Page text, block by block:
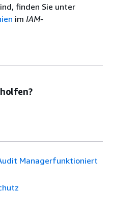
finden Sie unter
im IAM-
Managerfunktioniert